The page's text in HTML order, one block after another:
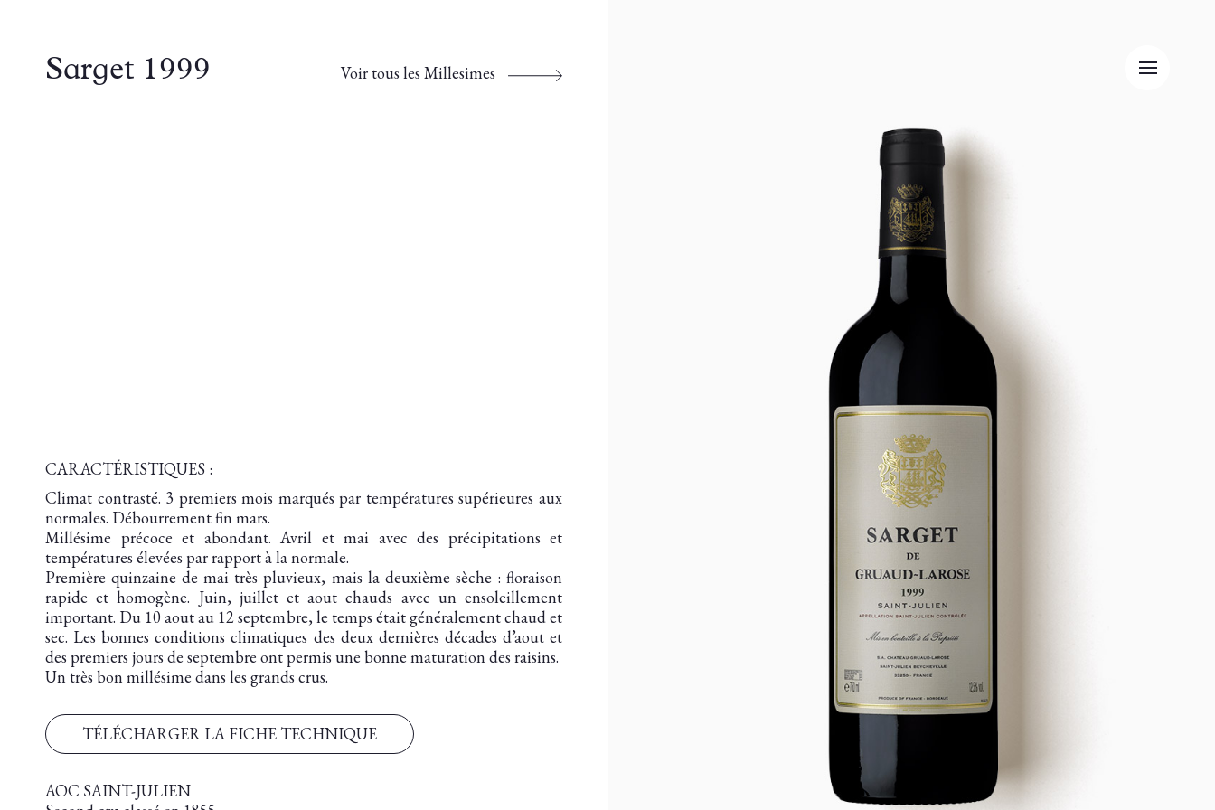
Sarget 1999 Voir tous les Millesimes
CARACTÉRISTIQUES :
Climat contrasté. 3 premiers mois marqués par températures supérieures aux
normales. Débourrement fin mars.
Millésime précoce et abondant. Avril et mai avec des précipitations et
températures élevées par rapport à la normale.
Première quinzaine de mai très pluvieux, mais la deuxième sèche : floraison
rapide et homogène. Juin, juillet et aout chauds avec un ensoleillement
important. Du 10 aout au 12 septembre, le temps était généralement chaud et
sec. Les bonnes conditions climatiques des deux dernières décades d’aout et
des premiers jours de septembre ont permis une bonne maturation des raisins.
Un très bon millésime dans les grands crus.
TÉLÉCHARGER LA FICHE TECHNIQUE
AOC SAINT-JULIEN